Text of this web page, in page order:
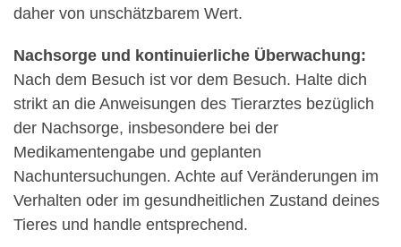
daher von unschätzbarem Wert.
Nachsorge und kontinuierliche Überwachung:
Nach dem Besuch ist vor dem Besuch. Halte dich
strikt an die Anweisungen des Tierarztes bezüglich
der Nachsorge, insbesondere bei der
Medikamentengabe und geplanten
Nachuntersuchungen. Achte auf Veränderungen im
Verhalten oder im gesundheitlichen Zustand deines
Tieres und handle entsprechend.